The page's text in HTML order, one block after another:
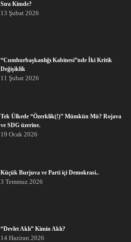
Sıra Kimde?
13 Şubat 2026
“Cumhurbaşkanlığı Kabinesi”nde İki Kritik
Değişiklik
11 Şubat 2026
Tek Ülkede “Özerklik(!)” Mümkün Mü? Rojava
ve SDG üzerine.
19 Ocak 2026
Küçük Burjuva ve Parti içi Demokrasi..
3 Temmuz 2026
“Devlet Aklı” Kimin Aklı?
14 Haziran 2026